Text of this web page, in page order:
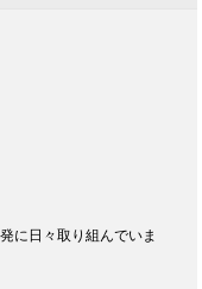
に日々取り組んでいま